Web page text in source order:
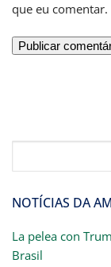
que eu comentar.
NOTÍCIAS DA
La pelea con
Brasil